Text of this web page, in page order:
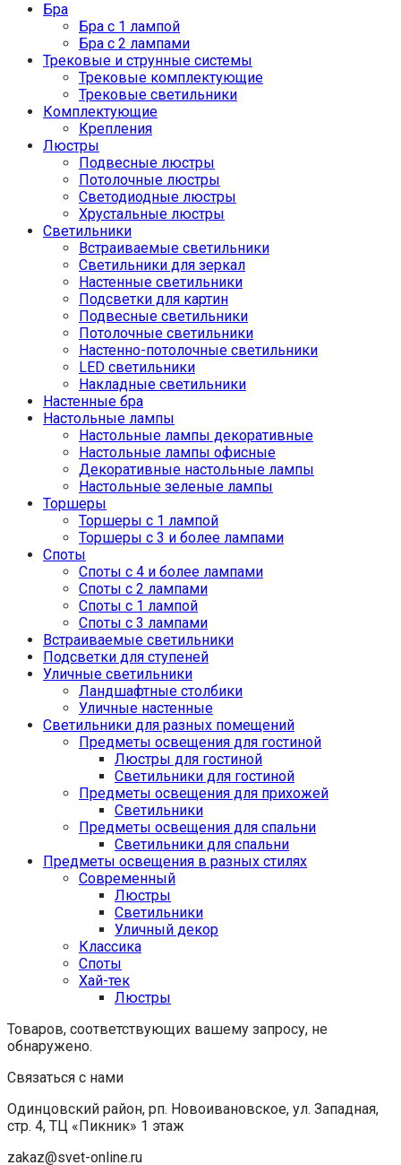
Бра
Бра с 1 лампой
Бра с 2 лампами
Трековые и струнные системы
Трековые комплектующие
Трековые светильники
Комплектующие
Крепления
Люстры
Подвесные люстры
Потолочные люстры
Светодиодные люстры
Хрустальные люстры
Светильники
Встраиваемые светильники
Светильники для зеркал
Настенные светильники
Подсветки для картин
Подвесные светильники
Потолочные светильники
Настенно-потолочные светильники
LED светильники
Накладные светильники
Настенные бра
Настольные лампы
Настольные лампы декоративные
Настольные лампы офисные
Декоративные настольные лампы
Настольные зеленые лампы
Торшеры
Торшеры с 1 лампой
Торшеры с 3 и более лампами
Споты
Споты с 4 и более лампами
Споты с 2 лампами
Споты с 1 лампой
Споты с 3 лампами
Встраиваемые светильники
Подсветки для ступеней
Уличные светильники
Ландшафтные столбики
Уличные настенные
Светильники для разных помещений
Предметы освещения для гостиной
Люстры для гостиной
Светильники для гостиной
Предметы освещения для прихожей
Светильники
Предметы освещения для спальни
Светильники для спальни
Предметы освещения в разных стилях
Cовременный
Люстры
Светильники
Уличный декор
Классика
Споты
Хай-тек
Люстры
Товаров, соответствующих вашему запросу, не
обнаружено.
Связаться с нами
Одинцовский район, рп. Новоивановское, ул. Западная,
стр. 4, ТЦ «Пикник» 1 этаж
zakaz@svet-online.ru